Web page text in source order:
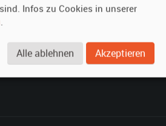
So funktioniert's
Infos zu Cookies in unserer
.
Alle ablehnen Akzeptieren